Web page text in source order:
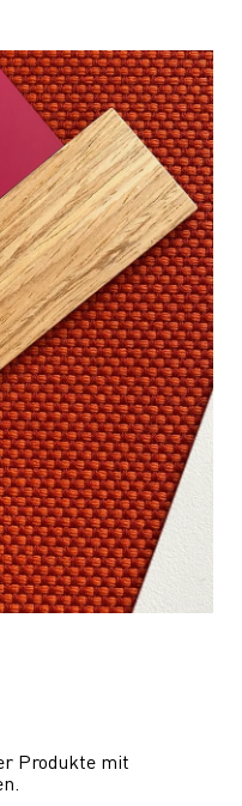
Produkte mit